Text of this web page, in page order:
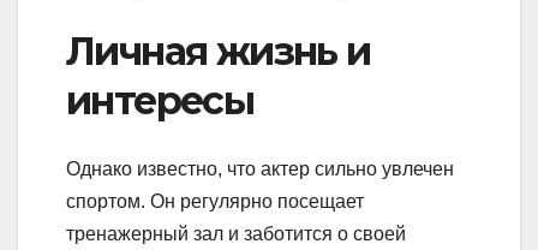
Личная жизнь и
интересы
Однако известно, что актер сильно увлечен
спортом. Он регулярно посещает
тренажерный зал и заботится о своей